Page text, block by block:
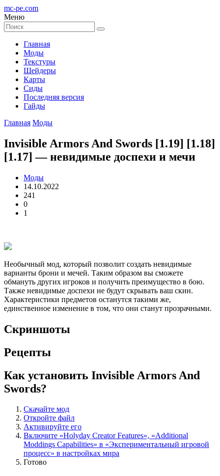
mc-pe.com
Меню
Главная
Моды
Текстуры
Шейдеры
Карты
Сиды
Последняя версия
Гайды
Главная Моды
Invisible Armors And Swords [1.19] [1.18]
[1.17] — невидимые доспехи и мечи
Моды
14.10.2022
241
0
1
Необычный мод, который позволит создать невидимые
варианты брони и мечей. Таким образом вы сможете
обмануть других игроков и получить преимущество в бою.
Также невидимые доспехи не будут скрывать ваш скин.
Характеристики предметов останутся такими же,
единственное изменение в том, что они станут прозрачными.
Скриншоты
Рецепты
Как установить Invisible Armors And
Swords?
Скачайте мод
Откройте файл
Активируйте его
Включите «Holyday Creator Features», «Additional
Moddings Capabilities» в «Экспериментальный игровой
процесс» в настройках мира
Готово